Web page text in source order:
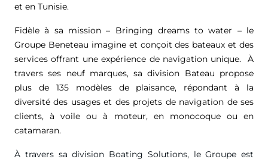
et en Tunisie.
Fidèle à sa mission – Bringing dreams to water – le
Groupe Beneteau imagine et conçoit des bateaux et des
services offrant une expérience de navigation unique. À
travers ses neuf marques, sa division Bateau propose
plus de 135 modèles de plaisance, répondant à la
diversité des usages et des projets de navigation de ses
clients, à voile ou à moteur, en monocoque ou en
catamaran.
À travers sa division Boating Solutions, le Groupe est